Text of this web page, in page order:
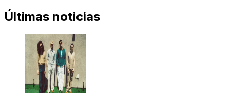
Últimas noticias